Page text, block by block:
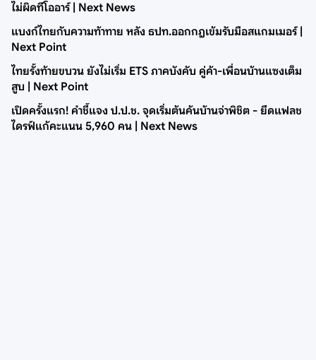
ไม่ผิดทีโออาร์ | Next News
แบงก์ไทยกับความท้าทาย หลัง ธปท.ออกกฎเข้มรับมือสแกมเมอร์ |
Next Point
ไทยรั้งท้ายขบวน ยังไม่เริ่ม ETS ภาคบังคับ คู่ค้า-เพื่อนบ้านแซงเต็ม
สูบ | Next Point
เปิดครั้งแรก! คำชี้แจง ป.ป.ช. จุดเริ่มต้นค้นบ้านจ่าพิชิต - ยึดแฟลช
ไดรฟ์แก้คะแนน 5,960 คน | Next News